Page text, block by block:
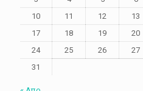
10
11 12 13
17
18 19 20
24
25 26 27
31